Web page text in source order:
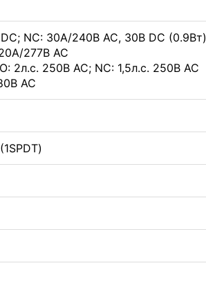
NC: 30А/240В АС, 30В DC (0.9Вт)
277В АС
2л.с. 250В АС; NC: 1,5л.с. 250В АС
АС